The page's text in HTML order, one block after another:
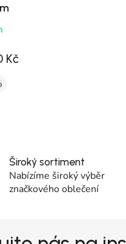
Kč
Široký sortiment
Nabízíme široký výběr
značkového oblečení